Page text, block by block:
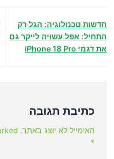
חדשות טכנולוגיה: הגל רק
התחיל: אפל עשויה לייקר גם
את דגמי iPhone 18 Pro
כתיבת תגובה
האימייל לא יוצג באתר.
*